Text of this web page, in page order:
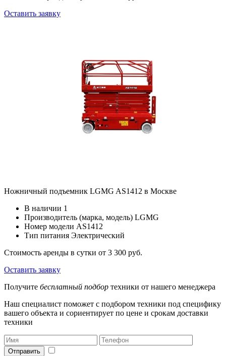
Оставить заявку
Ножничный подъемник LGMG AS1412 в Москве
В наличии 1
Производитель (марка, модель) LGMG
Номер модели AS1412
Тип питания Электрический
Стоимость аренды в сутки от 3 300 руб.
Оставить заявку
Получите бесплатный подбор техники от нашего менеджера
Наш специалист поможет с подбором техники под специфику
вашего объекта и сориентирует по цене и срокам доставки
техники
Отправить